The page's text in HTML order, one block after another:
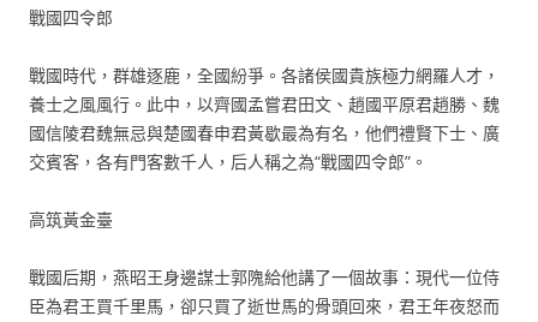
戰國四令郎
戰國時代，群雄逐鹿，全國紛爭。各諸侯國貴族極力網羅人才，
養士之風風行。此中，以齊國孟嘗君田文、趙國平原君趙勝、魏
國信陵君魏無忌與楚國春申君黃歇最為有名，他們禮賢下士、廣
交賓客，各有門客數千人，后人稱之為“戰國四令郎”。
高筑黃金臺
戰國后期，燕昭王身邊謀士郭隗給他講了一個故事：現代一位侍
臣為君王買千里馬，卻只買了逝世馬的骨頭回來，君王年夜怒而